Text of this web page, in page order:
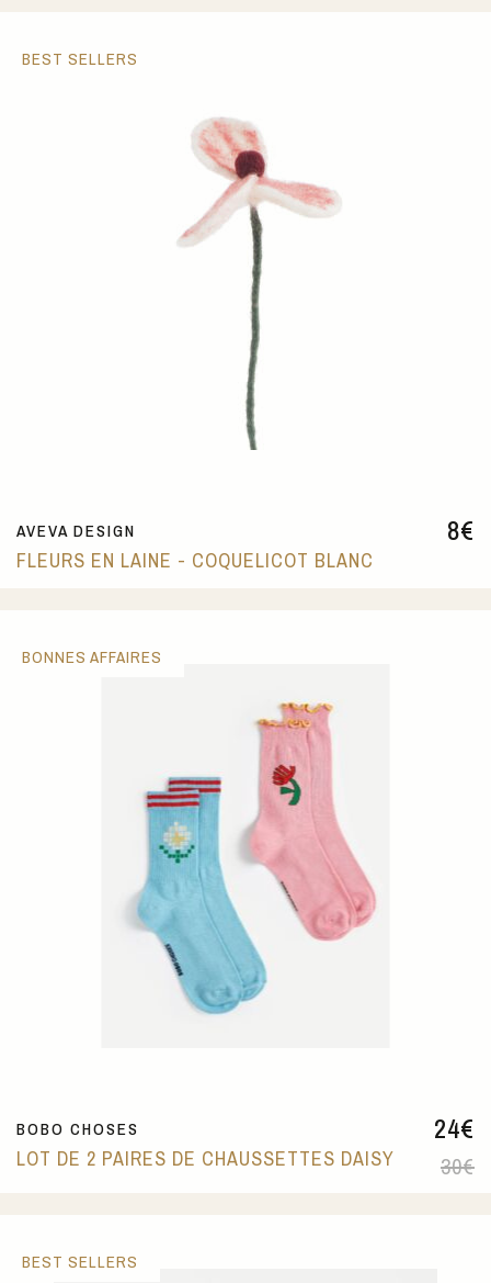
8€
AVEVA DESIGN
FLEURS EN LAINE - COQUELICOT BLANC
BEST SELLERS
24€
30€
BOBO CHOSES
LOT DE 2 PAIRES DE CHAUSSETTES DAISY
BONNES AFFAIRES
BEST SELLERS